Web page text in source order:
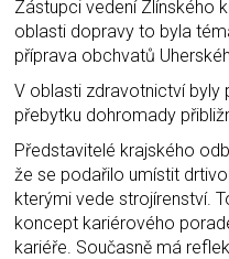
Zástupci vedení Zlínského
oblasti dopravy to byla
příprava obchvatů
V oblasti zdravotnictví byly
přebytku dohromady
Představitelé krajského
že se podařilo umístit
kterými vede strojírenství.
koncept kariérového
kariéře. Současně má